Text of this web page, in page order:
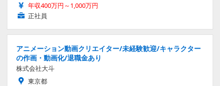
年収400万円～1,000万円
正社員
アニメーション動画クリエイター/未経験歓迎/キャラクター
の作画・動画化/退職金あり
株式会社大斗
東京都